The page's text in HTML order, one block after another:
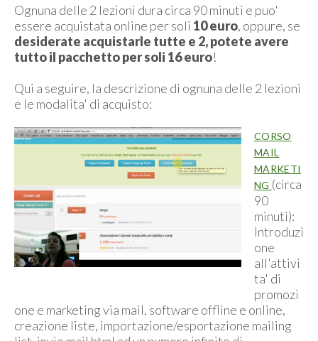
Ognuna delle 2 lezioni dura circa 90 minuti e puo'
essere acquistata online per soli 10 euro, oppure, se
desiderate acquistarle tutte e 2, potete avere
tutto il pacchetto per soli 16 euro!
Qui a seguire, la descrizione di ognuna delle 2 lezioni
e le modalita' di acquisto:
CORSO
MAIL
MARKETI
NG (circa
90
minuti):
Introduzi
one
all'attivi
ta' di
promozi
one e marketing via mail, software offline e online,
creazione liste, importazione/esportazione mailing